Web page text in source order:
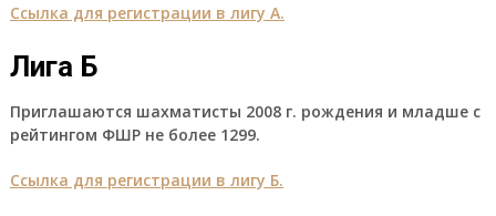
Ссылка для регистрации в лигу А.
Лига Б
Приглашаются шахматисты 2008 г. рождения и младше с
рейтингом ФШР не более 1299.
Ссылка для регистрации в лигу Б.